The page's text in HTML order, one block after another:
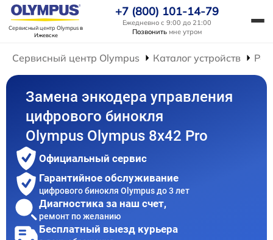
Сервисный центр Olympusв
Ижевске
+7 (800) 101-14-79
Ежедневно с 9:00 до 21:00
Позвонить мне утром
Сервисный центр Olympus Каталог устройств
Замена энкодера управления
цифрового бинокля
Olympus Olympus 8x42 Pro
Официальный сервис
Гарантийное обслуживание
цифрового бинокля Olympus до 3 лет
Диагностика за наш счет,
ремонт по желанию
Бесплатный выезд курьера